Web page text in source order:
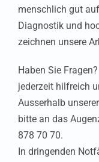
menschlich gut
Diagnostik und
zeichnen unsere
Haben Sie
jederzeit hilfreich
Ausserhalb
bitte an das
878 70 70.
In dringenden